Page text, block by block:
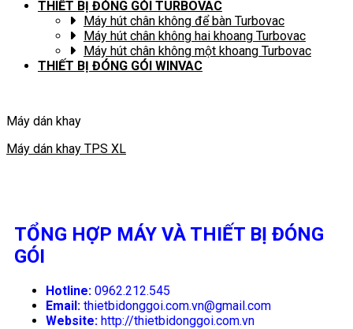
THIẾT BỊ ĐÓNG GÓI TURBOVAC
Máy hút chân không để bàn Turbovac
Máy hút chân không hai khoang Turbovac
Máy hút chân không một khoang Turbovac
THIẾT BỊ ĐÓNG GÓI WINVAC
Máy dán khay
Máy dán khay TPS XL
TỔNG HỢP MÁY VÀ THIẾT BỊ ĐÓNG
GÓI
Hotline: 0962.212.545
Email: thietbidonggoi.com.vn@gmail.com
Website: http://thietbidonggoi.com.vn